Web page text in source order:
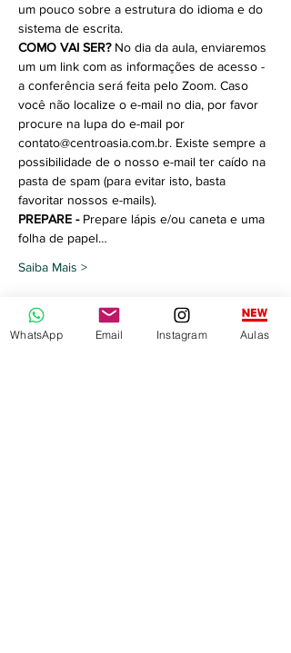
um pouco sobre a estrutura do idioma e do
sistema de escrita.
COMO VAI SER? No dia da aula, enviaremos
um um link com as informações de acesso -
a conferência será feita pelo Zoom. Caso
você não localize o e-mail no dia, por favor
procure na lupa do e-mail por
contato@centroasia.com.br. Existe sempre a
possibilidade de o nosso e-mail ter caído na
pasta de spam (para evitar isto, basta
favoritar nossos e-mails).
PREPARE - Prepare lápis e/ou caneta e uma
folha de papel…
Saiba Mais >
Compartilhe este evento
WhatsApp Email Instagram Aulas